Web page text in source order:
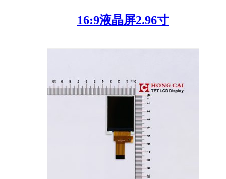
16:9液晶屏2.96寸